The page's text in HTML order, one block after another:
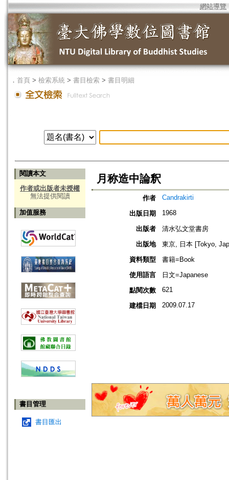
網站導覽
． 首頁 > 檢索系統 > 書目檢索 > 書目明細
閱讀本文
作者或出版者未授權
無法提供閱讀
加值服務
書目管理
書目匯出
月称造中論釈
作者 Candrakirti
出版日期 1968
出版者
清水弘文堂書房
出版地
東京, 日本 [Tokyo,
資料類型
書籍=Book
使用語言
日文=Japanese
點閱次數
621
建檔日期 2009.07.17